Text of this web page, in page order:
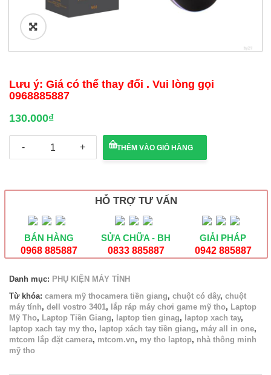
🔍
Lưu ý: Giá có thể thay đổi . Vui lòng gọi
0968885887
130.000₫
DÂY
THÊM VÀO GIỎ HÀNG
HỖ TRỢ TƯ VẤN
BÁN HÀNG
0968 885887
SỬA CHỮA - BH
0833 885887
GIẢI PHÁP
0942 885887
Danh mục: PHỤ KIỆN MÁY TÍNH
Từ khóa: camera mỹ thocamera tiền giang, chuột có dây, chuột
máy tính, dell vostro 3401, lắp ráp máy chơi game mỹ tho, Laptop
Mỹ Tho, Laptop Tiền Giang, laptop tien ginag, laptop xach tay,
laptop xach tay my tho, laptop xách tay tiền giang, máy all in one,
mtcom lắp đặt camera, mtcom.vn, my tho laptop, nhà thông minh
mỹ tho